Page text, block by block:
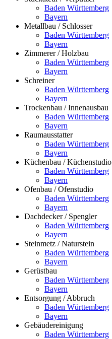
Baden Württemberg
Bayern
Metallbau / Schlosser
Baden Württemberg
Bayern
Zimmerer / Holzbau
Baden Württemberg
Bayern
Schreiner
Baden Württemberg
Bayern
Trockenbau / Innenausbau
Baden Württemberg
Bayern
Raumausstatter
Baden Württemberg
Bayern
Küchenbau / Küchenstudio
Baden Württemberg
Bayern
Ofenbau / Ofenstudio
Baden Württemberg
Bayern
Dachdecker / Spengler
Baden Württemberg
Bayern
Steinmetz / Naturstein
Baden Württemberg
Bayern
Gerüstbau
Baden Württemberg
Bayern
Entsorgung / Abbruch
Baden Württemberg
Bayern
Gebäudereinigung
Baden Württemberg